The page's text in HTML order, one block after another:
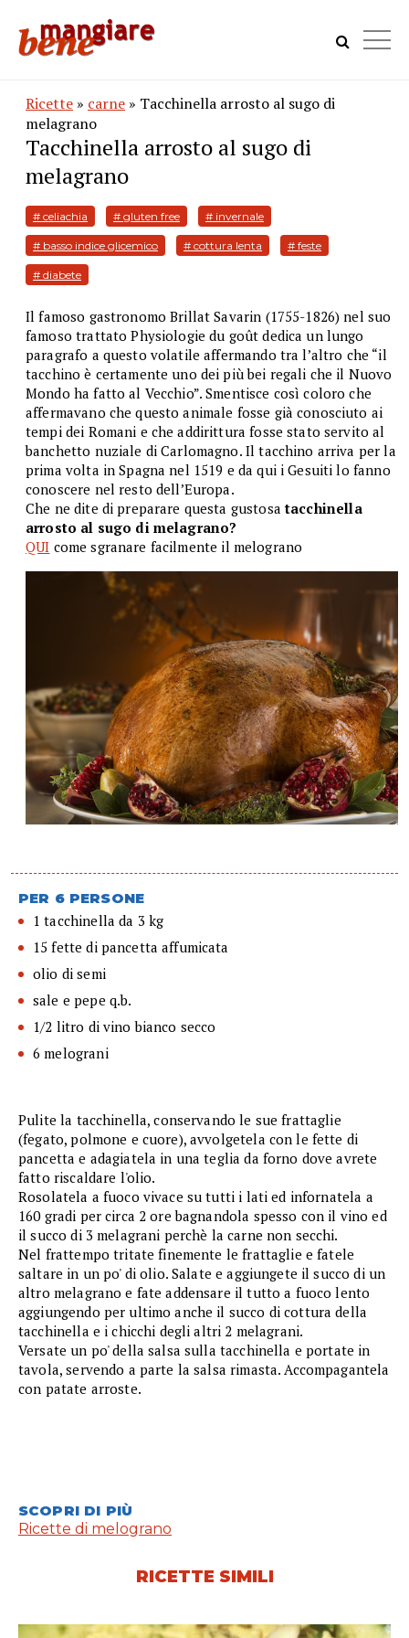
Ricette » carne » Tacchinella arrosto al sugo di
melagrano
Tacchinella arrosto al sugo di
melagrano
# celiachia # gluten free # invernale
# basso indice glicemico # cottura lenta # feste
# diabete
Il famoso gastronomo Brillat Savarin (1755-1826) nel suo
famoso trattato Physiologie du goût dedica un lungo
paragrafo a questo volatile affermando tra l’altro che “il
tacchino è certamente uno dei più bei regali che il Nuovo
Mondo ha fatto al Vecchio”. Smentisce così coloro che
affermavano che questo animale fosse già conosciuto ai
tempi dei Romani e che addirittura fosse stato servito al
banchetto nuziale di Carlomagno. Il tacchino arriva per la
prima volta in Spagna nel 1519 e da qui i Gesuiti lo fanno
conoscere nel resto dell’Europa.
Che ne dite di preparare questa gustosatacchinella
arrosto al sugo di melagrano?
QUI come sgranare facilmente il melograno
PER 6 PERSONE
1 tacchinella da 3 kg
15 fette di pancetta affumicata
olio di semi
sale e pepe q.b.
1/2 litro di vino bianco secco
6 melograni
Pulite la tacchinella, conservando le sue frattaglie
(fegato, polmone e cuore), avvolgetela con le fette di
pancetta e adagiatela in una teglia da forno dove avrete
fatto riscaldare l'olio.
Rosolatela a fuoco vivace su tutti i lati ed infornatela a
160 gradi per circa 2 ore bagnandola spesso con il vino ed
il succo di 3 melagrani perchè la carne non secchi.
Nel frattempo tritate finemente le frattaglie e fatele
saltare in un po' di olio. Salate e aggiungete il succo di un
altro melagrano e fate addensare il tutto a fuoco lento
aggiungendo per ultimo anche il succo di cottura della
tacchinella e i chicchi degli altri 2 melagrani.
Versate un po' della salsa sulla tacchinella e portate in
tavola, servendo a parte la salsa rimasta. Accompagantela
con patate arroste.
SCOPRI DI PIÙ
Ricette di melograno
RICETTE SIMILI